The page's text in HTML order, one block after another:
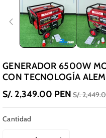
GENERADOR 6500W
CON TECNOLOGÍA
S/. 2,349.00 PEN S/.
Cantidad